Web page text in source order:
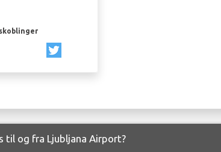
til og fra Ljubljana Airport?